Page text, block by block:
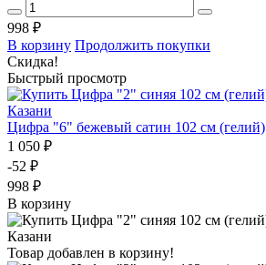
998 ₽
В корзину Продолжить покупки
Скидка!
Быстрый просмотр
Цифра "6" бежевый сатин 102 см (гелий)
1 050 ₽
-52 ₽
998 ₽
В корзину
Товар добавлен в корзину!